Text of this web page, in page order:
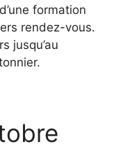
formation
rendez-vous.
jusqu’au